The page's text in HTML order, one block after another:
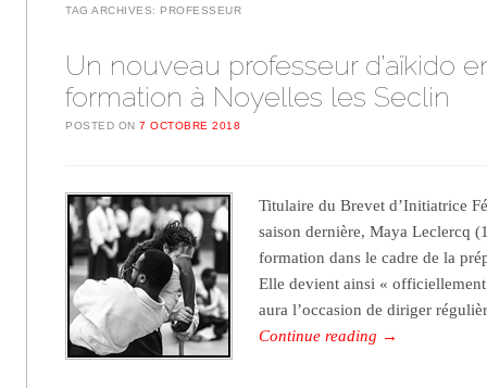
TAG ARCHIVES: PROFESSEUR
Un nouveau professeur d’aïkido
formation à Noyelles les Seclin
POSTED ON7 OCTOBRE 2018
Titulaire du Brevet d’Initiatrice
saison dernière, Maya Leclercq
formation dans le cadre de la
Elle devient ainsi «
aura l’occasion de diriger
Continue reading →